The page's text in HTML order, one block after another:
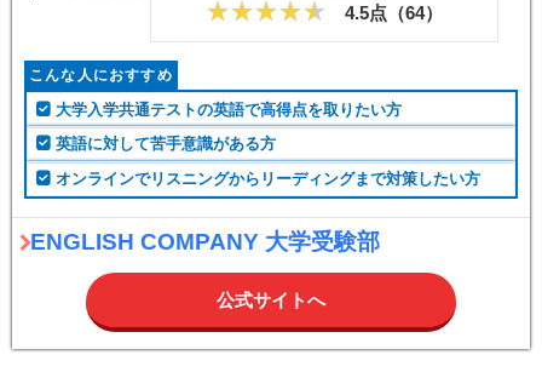
4.5点（64）
こんな人におすすめ
大学入学共通テストの英語で高得点を取りたい方
英語に対して苦手意識がある方
オンラインでリスニングからリーディングまで対策したい方
ENGLISH COMPANY 大学受験部
公式サイトへ